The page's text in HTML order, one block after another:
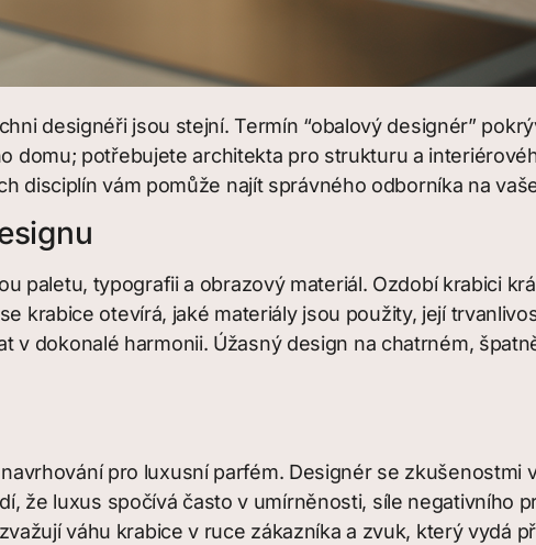
designéři jsou stejní. Termín “obalový designér”
domu; potřebujete architekta pro strukturu a
disciplín vám pomůže najít správného odborníka na
paletu, typografii a obrazový materiál. Ozdobí krabici
krabice otevírá, jaké materiály jsou použity, její
dokonalé harmonii. Úžasný design na chatrném,
pro luxusní parfém. Designér se zkušenostmi
že luxus spočívá často v umírněnosti, síle negativního
váhu krabice v ruce zákazníka a zvuk, který vydá